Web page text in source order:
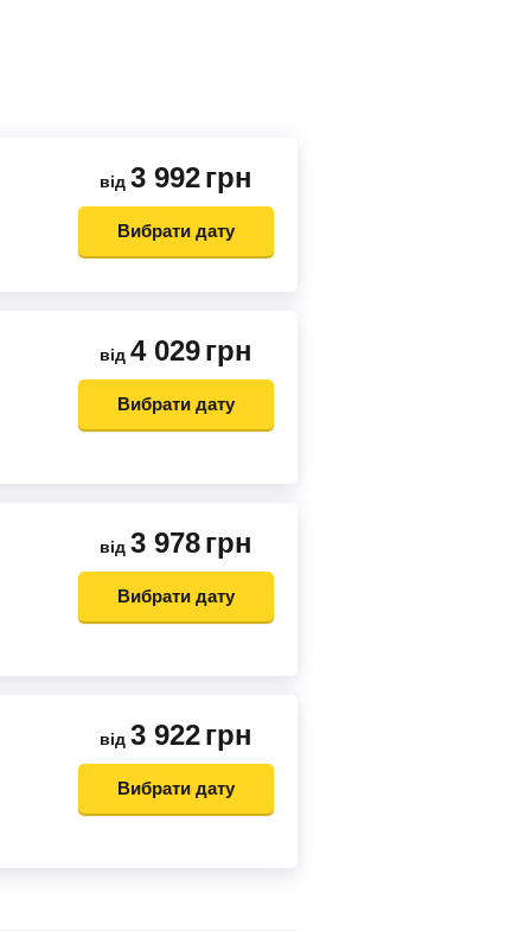
від 3 992грн
Вибрати дату
від 4 029грн
Вибрати дату
від 3 978грн
Вибрати дату
від 3 922грн
Вибрати дату